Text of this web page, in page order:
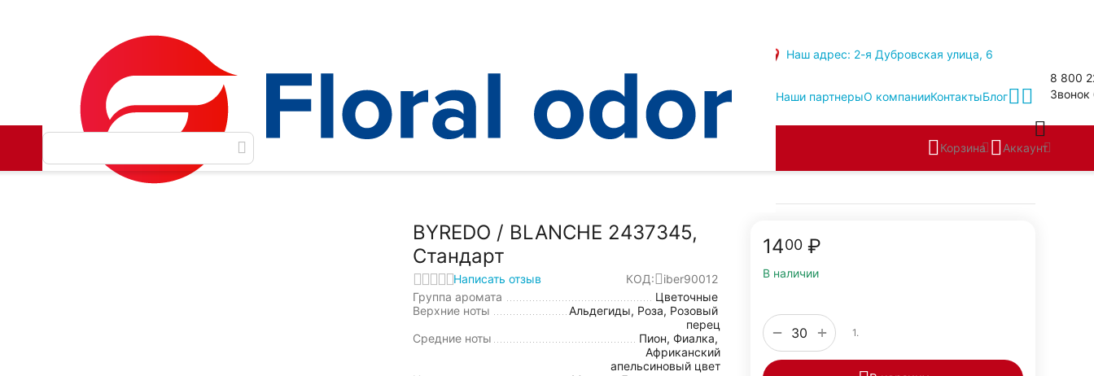
Наш адрес: 2-я Дубровская улица, 6
Наши партнерыО компанииКонтактыБлог
8 800
Звонок
Корзина Аккаунт
Масляные духи
BYREDO / BLANCHE 2437345,
Стандарт
Написать отзыв КОД:
iber90012
Группа аромата
Цветочные
Верхние ноты
Альдегиды, Роза, Розовый
перец
Средние ноты
Пион, Фиалка,
Африканский
апельсиновый цвет
1400 ₽
В наличии
+
− 1.